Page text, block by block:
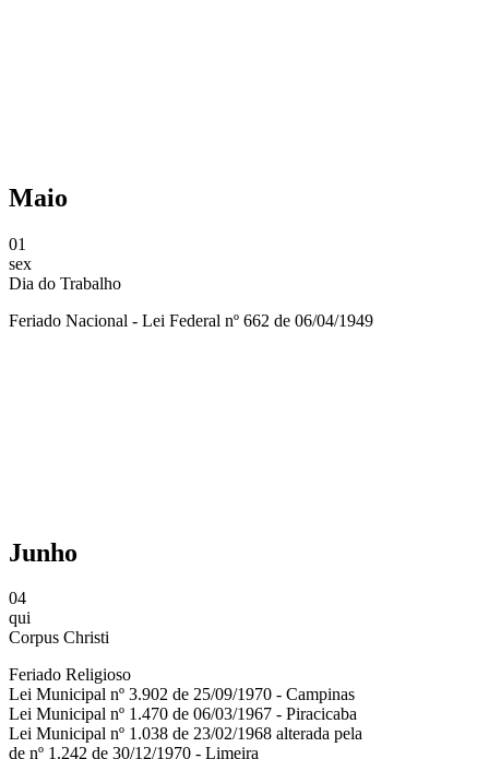
Maio
01
sex
Dia do Trabalho
Feriado Nacional - Lei Federal nº 662 de 06/04/1949
Junho
04
qui
Corpus Christi
Feriado Religioso
Lei Municipal nº 3.902 de 25/09/1970 - Campinas
Lei Municipal nº 1.470 de 06/03/1967 - Piracicaba
Lei Municipal nº 1.038 de 23/02/1968 alterada pela
de nº 1.242 de 30/12/1970 - Limeira